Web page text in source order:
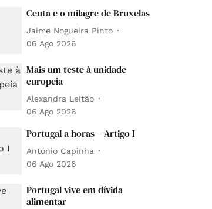
Ceuta e o milagre de Bruxelas
Jaime Nogueira Pinto
06 Ago 2026
Mais um teste à unidade
europeia
Alexandra Leitão
06 Ago 2026
Portugal a horas – Artigo I
António Capinha
06 Ago 2026
Portugal vive em dívida
alimentar